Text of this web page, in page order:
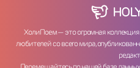
ХолиПоем — это огромная
любителей со всего мира,